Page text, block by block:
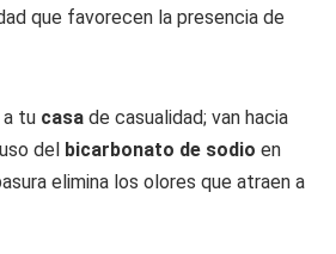
que favorecen la presencia de
a tu casa de casualidad; van hacia
del bicarbonato de sodio en
elimina los olores que atraen a